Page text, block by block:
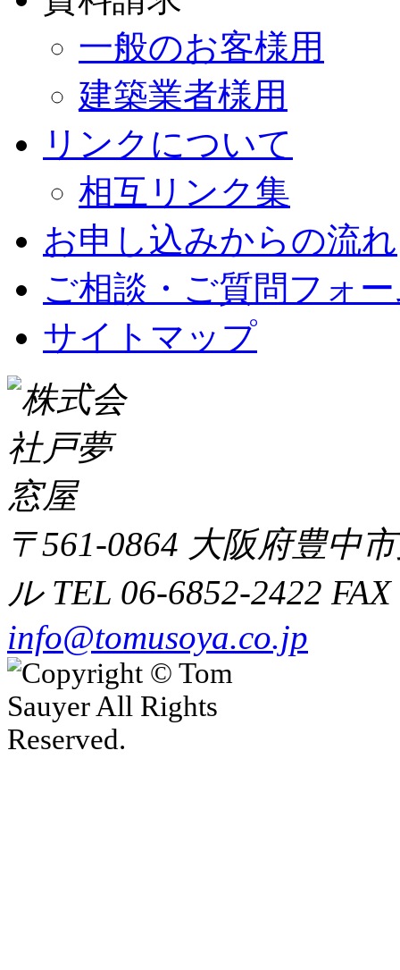
一般のお客様用
建築業者様用
リンクについて
相互リンク集
お申し込みからの流れ
ご相談・ご質問フォ
サイトマップ
〒561-0864 大阪府豊中
ル TEL 06-6852-2422
info@tomusoya.co.jp